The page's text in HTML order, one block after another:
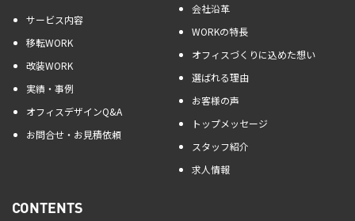
サービス内容
移転WORK
改装WORK
実績・事例
オフィスデザインQ&A
お問合せ・お見積依頼
会社沿革
WORKの特長
オフィスづくりに込めた想い
選ばれる理由
お客様の声
トップメッセージ
スタッフ紹介
求人情報
CONTENTS